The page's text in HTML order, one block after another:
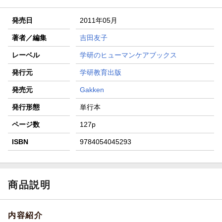
発売日 2011年05月
著者／編集 吉田友子
レーベル 学研のヒューマンケアブックス
発行元 学研教育出版
発売元 Gakken
発行形態 単行本
ページ数 127p
ISBN 9784054045293
商品説明
内容紹介